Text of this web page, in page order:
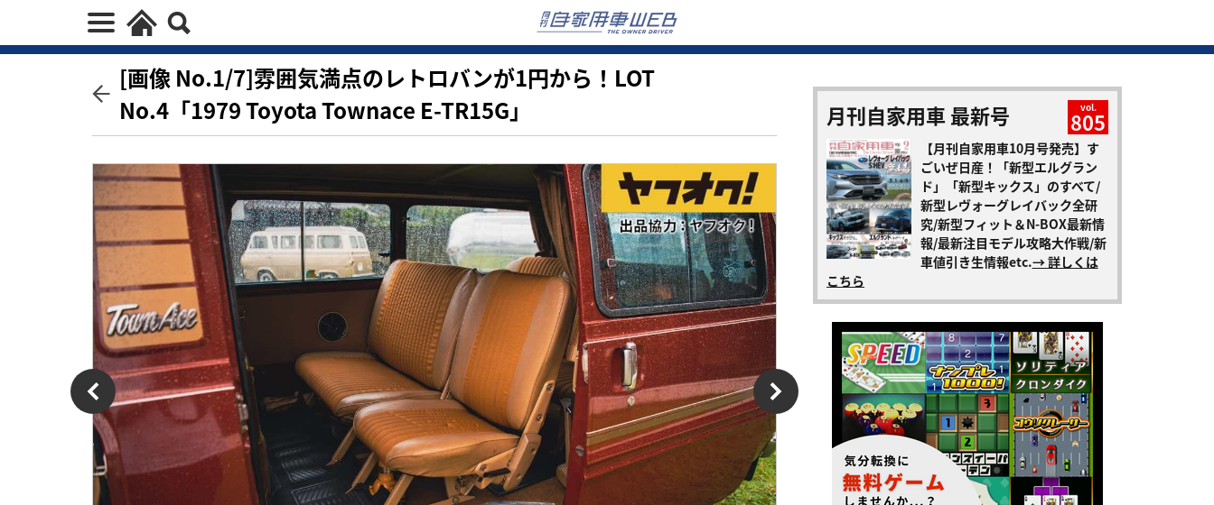
[画像 No.1/7]雰囲気満点のレトロバンが1円から！LOT
No.4「1979 Toyota Townace E-TR15G」
月刊自家用車 最新号 vol.
805
【月刊自家用車10月号発売】す
ごいぜ日産！「新型エルグラン
ド」「新型キックス」のすべて/
新型レヴォーグレイバック全研
究/新型フィット＆N-BOX最新情
報/最新注目モデル攻略大作戦/新
車値引き生情報etc.→ 詳しくは
こちら